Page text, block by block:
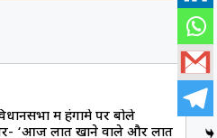
में हंगामे पर बोले
‘आज लात खाने वाले और लात